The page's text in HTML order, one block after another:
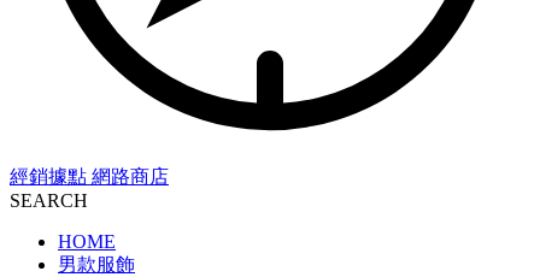
經銷據點 網路商店
SEARCH
HOME
男款服飾